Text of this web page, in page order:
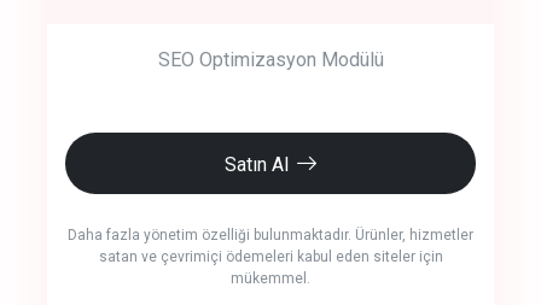
SEO Optimizasyon Modülü
Satın Al
Daha fazla yönetim özelliği bulunmaktadır. Ürünler, hizmetler
satan ve çevrimiçi ödemeleri kabul eden siteler için
mükemmel.